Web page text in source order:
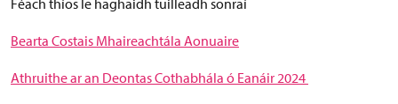
Féach thíos le haghaidh tuilleadh sonraí
Bearta Costais Mhaireachtála Aonuaire
Athruithe ar an Deontas Cothabhála ó Eanáir 2024